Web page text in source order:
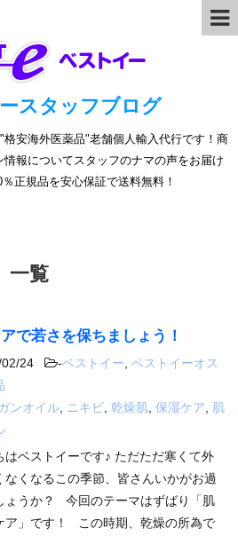
スタッフブログ
安海外医薬品"老舗個人輸入代行です！商
報についてスタッフのナマの声をお届け
正規品を安心保証で送料無料！
一覧
で若さを保ちましょう！
24 -ベストイー ベストイーオス
ンオイル
ニキビ 乾燥肌 保湿ケア
肌
はベストイーです♪ ただただ寒くて外
なくなるこの季節、皆さんいかがお過
ょうか？ 今回のテーマはずばり「肌
ア」です！ この時期、乾燥の所為で